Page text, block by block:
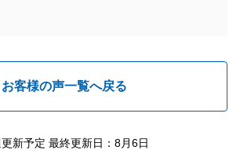
お客様の声一覧へ戻る
新予定 最終更新日：8月6日